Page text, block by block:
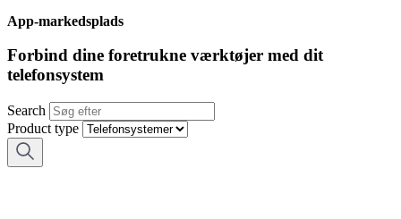
App-markedsplads
Forbind dine foretrukne værktøjer med dit
telefonsystem
Search
Product type